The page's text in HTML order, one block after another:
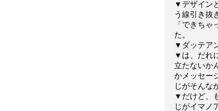
▼デザイン
う線引き抜
「できち
た。
▼ダッテア
▼は、だれ
立たないか
かメッセー
じがそんな
▼だけど、
じがイマノ